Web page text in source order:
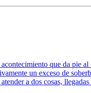
que da pie
un exceso de
a dos cosas, llegadas